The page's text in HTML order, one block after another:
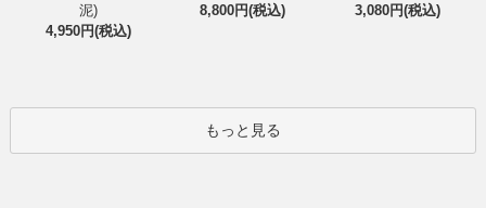
泥)
4,950円(税込)
8,800円(税込)
3,080円(税込)
もっと見る